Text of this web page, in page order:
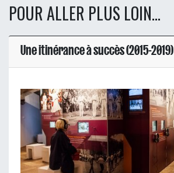
POUR ALLER PLUS LOIN...
Une itinérance à succès (2015-2019)